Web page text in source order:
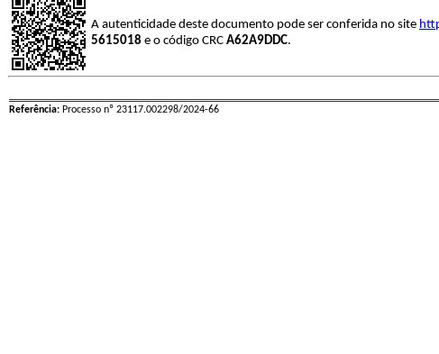
A autenticidade deste documento pode ser conferida no site
5615018 e o código CRC A62A9DDC.
Referência: Processo nº 23117.002298/2024-66